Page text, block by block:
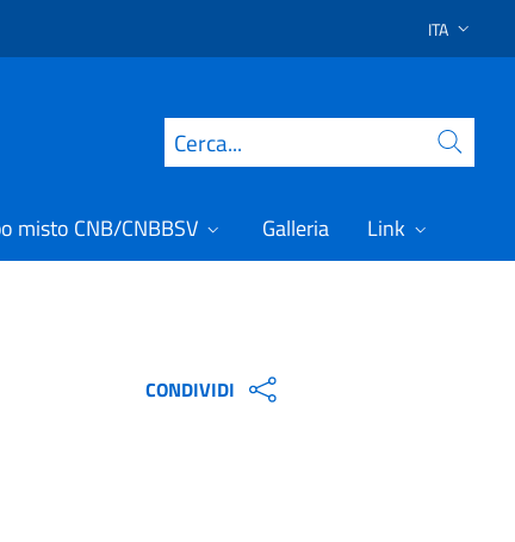
SELEZIONE
ITA
Cerca
misto CNB/CNBBSV Galleria Link
CONDIVIDI